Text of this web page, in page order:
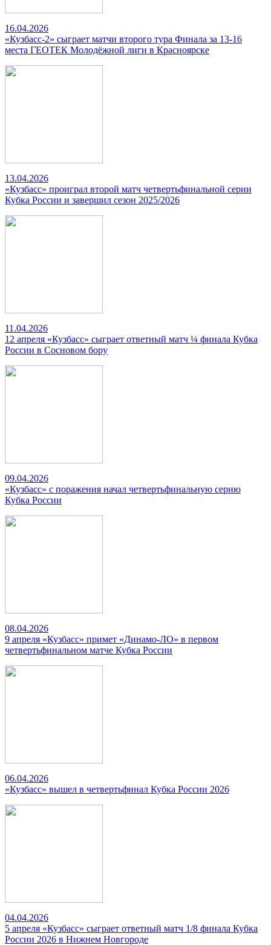
16.04.2026
«Кузбасс-2» сыграет матчи второго тура Финала за 13-16
места ГЕОТЕК Молодёжной лиги в Красноярске
13.04.2026
«Кузбасс» проиграл второй матч четвертьфинальной серии
Кубка России и завершил сезон 2025/2026
11.04.2026
12 апреля «Кузбасс» сыграет ответный матч ¼ финала Кубка
России в Сосновом бору
09.04.2026
«Кузбасс» с поражения начал четвертьфинальную серию
Кубка России
08.04.2026
9 апреля «Кузбасс» примет «Динамо-ЛО» в первом
четвертьфинальном матче Кубка России
06.04.2026
«Кузбасс» вышел в четвертьфинал Кубка России 2026
04.04.2026
5 апреля «Кузбасс» сыграет ответный матч 1/8 финала Кубка
России 2026 в Нижнем Новгороде